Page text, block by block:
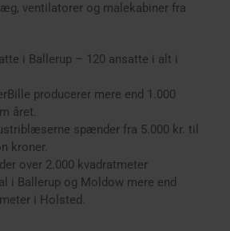
ventilatorer og malekabiner fra
i Ballerup – 120 ansatte i alt i
producerer mere end 1.000
året.
spænder fra 5.000 kr. til
kroner.
over 2.000 kvadratmeter
i Ballerup og Moldow mere end
i Holsted.